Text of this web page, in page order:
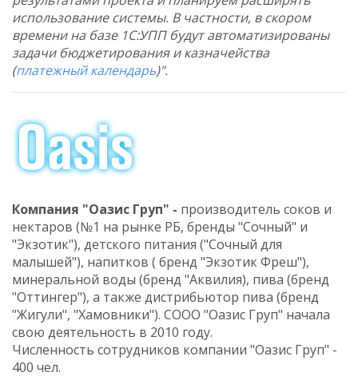
использование системы. В частности, в скором
времени на базе 1С:УПП будут автоматизированы
задачи бюджетирования и казначейства
(платежный календарь)".
Компания "Оазис Груп" - производитель соков и
нектаров (№1 на рынке РБ, бренды "Сочный" и
"Экзотик"), детского питания ("Сочный для
малышей"), напитков ( бренд "Экзотик Фреш"),
минеральной воды (бренд "Аквилия), пива (бренд
"Оттингер"), а также дистрибьютор пива (бренд
"Жигули", "Хамовники"). СООО "Оазис Груп" начала
свою деятельность в 2010 году.
Численность сотрудников компании "Оазис Груп" -
400 чел.